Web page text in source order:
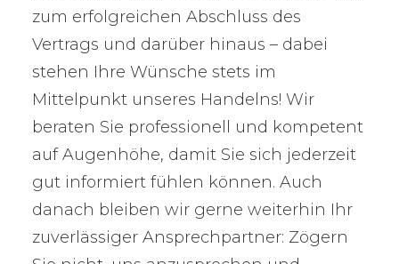
zum erfolgreichen Abschluss des
Vertrags und darüber hinaus – dabei
stehen Ihre Wünsche stets im
Mittelpunkt unseres Handelns! Wir
beraten Sie professionell und kompetent
auf Augenhöhe, damit Sie sich jederzeit
gut informiert fühlen können. Auch
danach bleiben wir gerne weiterhin Ihr
zuverlässiger Ansprechpartner: Zögern